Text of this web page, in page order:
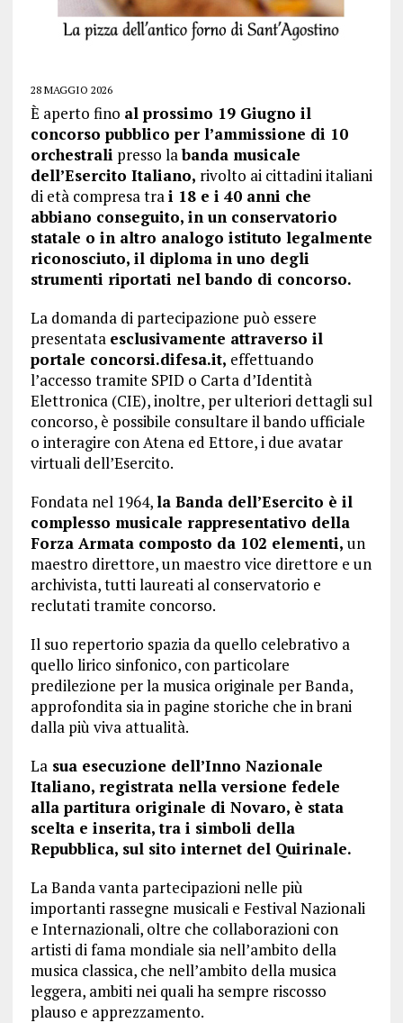
28 MAGGIO 2026
È aperto fino al prossimo 19 Giugno il
concorso pubblico per l’ammissione di 10
orchestrali presso labanda musicale
dell’Esercito Italiano, rivolto ai cittadini italiani
di età compresa trai 18 e i 40 anni che
abbiano conseguito, in un conservatorio
statale o in altro analogo istituto legalmente
riconosciuto, il diploma in uno degli
strumenti riportati nel bando di concorso.
La domanda di partecipazione può essere
presentata esclusivamente attraverso il
portale concorsi.difesa.it, effettuando
l’accesso tramite SPID o Carta d’Identità
Elettronica (CIE), inoltre, per ulteriori dettagli sul
concorso, è possibile consultare il bando ufficiale
o interagire con Atena ed Ettore, i due avatar
virtuali dell’Esercito.
Fondata nel 1964,la Banda dell’Esercito è il
complesso musicale rappresentativo della
Forza Armata composto da 102 elementi, un
maestro direttore, un maestro vice direttore e un
archivista, tutti laureati al conservatorio e
reclutati tramite concorso.
Il suo repertorio spazia da quello celebrativo a
quello lirico sinfonico, con particolare
predilezione per la musica originale per Banda,
approfondita sia in pagine storiche che in brani
dalla più viva attualità.
Lasua esecuzione dell’Inno Nazionale
Italiano, registrata nella versione fedele
alla partitura originale di Novaro, è stata
scelta e inserita, tra i simboli della
Repubblica, sul sito internet del Quirinale.
La Banda vanta partecipazioni nelle più
importanti rassegne musicali e Festival Nazionali
e Internazionali, oltre che collaborazioni con
artisti di fama mondiale sia nell’ambito della
musica classica, che nell’ambito della musica
leggera, ambiti nei quali ha sempre riscosso
plauso e apprezzamento.